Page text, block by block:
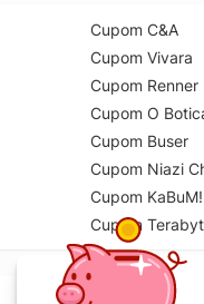
Cupom C&A
Cupom Vivara
Cupom Renner
Cupom O
Cupom Buser
Cupom Niazi
Cupom KaBuM!
Cupom